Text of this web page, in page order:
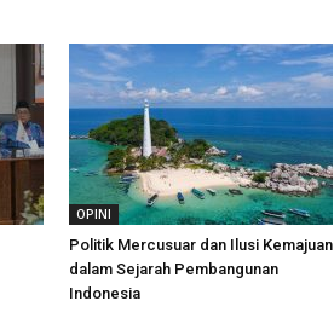
OPINI
Politik Mercusuar dan Ilusi Kemajuan
dalam Sejarah Pembangunan
Indonesia